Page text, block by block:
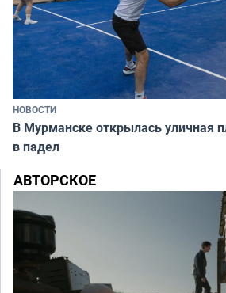
НОВОСТИ
В Мурманске открылась уличная
в падел
АВТОРСКОЕ